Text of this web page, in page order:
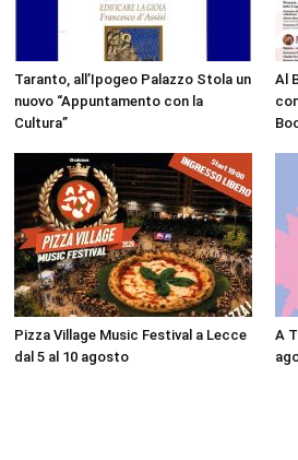
Taranto, all’Ipogeo Palazzo Stola un
nuovo “Appuntamento con la
Cultura”
Al
Pizza Village Music Festival a Lecce
dal 5 al 10 agosto
A